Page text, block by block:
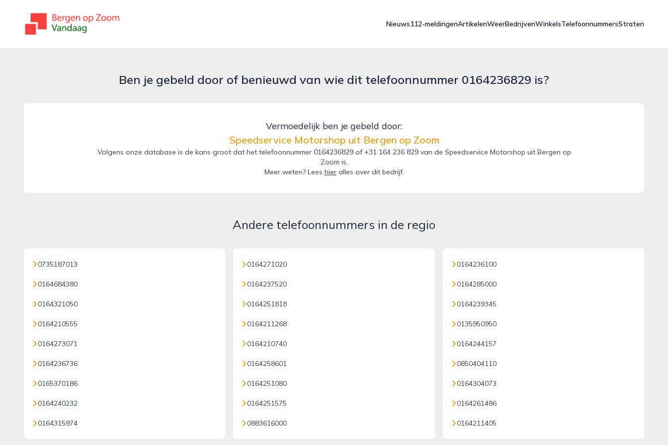
bergenopzoomvandaag.nl
Nieuws112-meldingenArtikelenWeerBedrijvenWinkelsTelefoonnummersStraten
Ben je gebeld door of benieuwd van wie dit telefoonnummer 0164236829 is?
Vermoedelijk ben je gebeld door:
Speedservice Motorshop uit Bergen op Zoom
Volgens onze database is de kans groot dat het telefoonnummer 0164236829 of +31 164 236 829 van de Speedservice Motorshop uit Bergen op
Zoom is.
Meer weten? Lees hieralles over dit bedrijf.
Andere telefoonnummers in de regio
0735187013
0164684380
0164321050
0164210555
0164273071
0164236736
0165370186
0164240232
0164315974
0164271020
0164237520
0164251818
0164211268
0164210740
0164258601
0164251080
0164251575
0883616000
0164236100
0164285000
0164239345
0135950950
0164244157
0850404110
0164304073
0164261486
0164211405